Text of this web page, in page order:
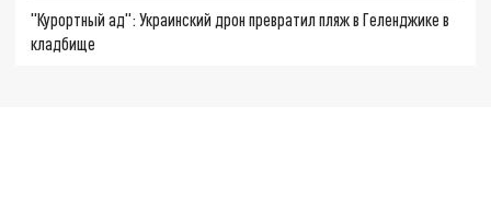
"Курортный ад": Украинский дрон превратил пляж в Геленджике в
кладбище